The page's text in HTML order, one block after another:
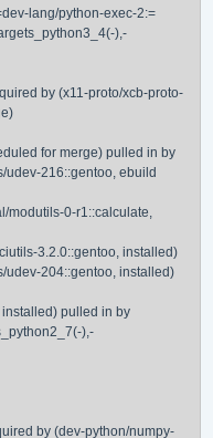
lang/python-exec-2:=
),-
by (x11-proto/xcb-proto-
for merge) pulled in by
udev-216::gentoo, ebuild
modutils-0-r1::calculate,
3.2.0::gentoo, installed)
udev-204::gentoo, installed)
pulled in by
),-
by (dev-python/numpy-